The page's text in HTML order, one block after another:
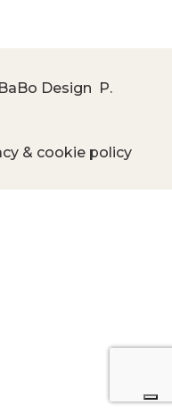
Design P.
& cookie policy